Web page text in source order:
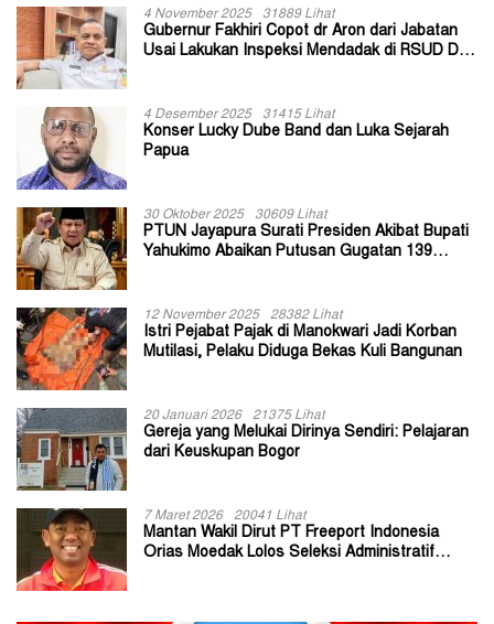
4 November 2025 31889 Lihat
Gubernur Fakhiri Copot dr Aron dari Jabatan
Usai Lakukan Inspeksi Mendadak di RSUD Dok
4 Desember 2025 31415 Lihat
Konser Lucky Dube Band dan Luka Sejarah
Papua
30 Oktober 2025 30609 Lihat
PTUN Jayapura Surati Presiden Akibat Bupati
Yahukimo Abaikan Putusan Gugatan 139
12 November 2025 28382 Lihat
Istri Pejabat Pajak di Manokwari Jadi Korban
Mutilasi, Pelaku Diduga Bekas Kuli Bangunan
20 Januari 2026 21375 Lihat
Gereja yang Melukai Dirinya Sendiri: Pelajaran
dari Keuskupan Bogor
7 Maret 2026 20041 Lihat
Mantan Wakil Dirut PT Freeport Indonesia
Orias Moedak Lolos Seleksi Administratif